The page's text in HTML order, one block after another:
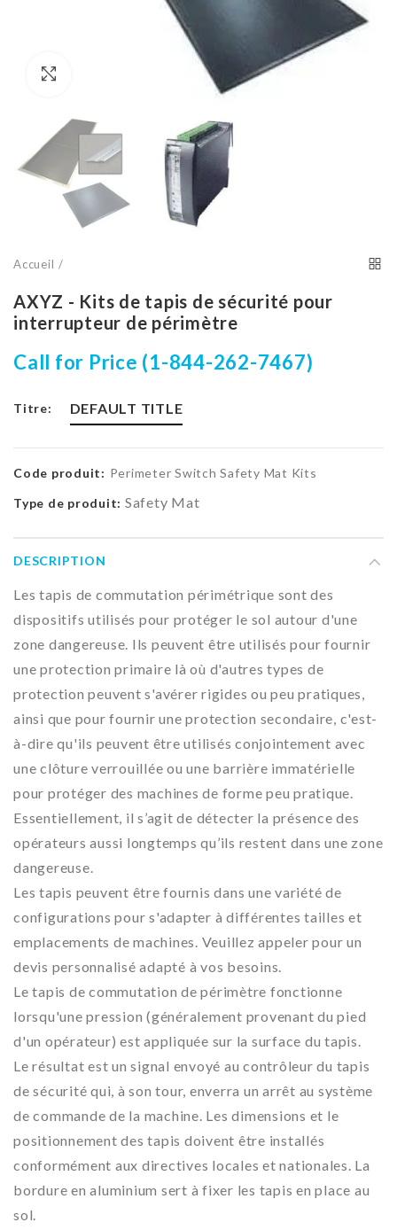
Cliquez pour agrandir
Accueil
AXYZ - Kits de tapis de sécurité pour
interrupteur de périmètre
Call for Price (1-844-262-7467)
Titre: DEFAULT TITLE
Code produit: Perimeter Switch Safety Mat Kits
Type de produit: Safety Mat
DESCRIPTION
Les tapis de commutation périmétrique sont des
dispositifs utilisés pour protéger le sol autour d'une
zone dangereuse. Ils peuvent être utilisés pour fournir
une protection primaire là où d'autres types de
protection peuvent s'avérer rigides ou peu pratiques,
ainsi que pour fournir une protection secondaire, c'est-
à-dire qu'ils peuvent être utilisés conjointement avec
une clôture verrouillée ou une barrière immatérielle
pour protéger des machines de forme peu pratique.
Essentiellement, il s’agit de détecter la présence des
opérateurs aussi longtemps qu’ils restent dans une zone
dangereuse.
Les tapis peuvent être fournis dans une variété de
configurations pour s'adapter à différentes tailles et
emplacements de machines. Veuillez appeler pour un
devis personnalisé adapté à vos besoins.
Le tapis de commutation de périmètre fonctionne
lorsqu'une pression (généralement provenant du pied
d'un opérateur) est appliquée sur la surface du tapis.
Le résultat est un signal envoyé au contrôleur du tapis
de sécurité qui, à son tour, enverra un arrêt au système
de commande de la machine. Les dimensions et le
positionnement des tapis doivent être installés
conformément aux directives locales et nationales. La
bordure en aluminium sert à fixer les tapis en place au
sol.